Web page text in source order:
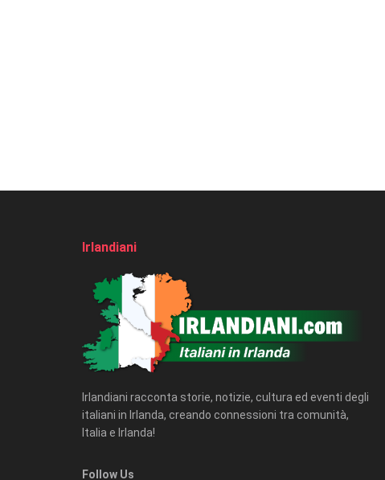
Irlandiani
Irlandiani racconta storie, notizie, cultura ed eventi degli
italiani in Irlanda, creando connessioni tra comunità,
Italia e Irlanda!
Follow Us